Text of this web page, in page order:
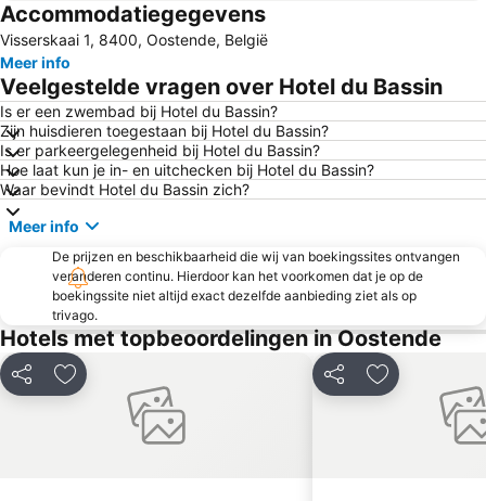
't Zand
Bellewaerde Park
Caricole- Cadzand Bad
Zeebrugge
Grand Casino Knokke
Albert Ier Promenade
Visserskaai
Sint-Andries
Het Witte Paard : Three Degrees
Marché de Noël
Centrum
Lissewege
Zoutelande strand
Minnewater
Provinciaal Natuurpark Zwin
Sint-Michiels
Sea Life Blankenberge
Strand Breskens
Jan Breydel Stadium
Assebroek
Leopold I Esplanade
Grote Markt
Boudewijn Seapark Brugge
Kusttram
Zoute Grand Prix
Provinzialdomäne Raversijde
Ostend Beach Dance Festival
Accommodatiegegevens
Visserskaai 1, 8400, Oostende, België
Meer info
Veelgestelde vragen over Hotel du Bassin
Is er een zwembad bij Hotel du Bassin?
Zijn huisdieren toegestaan bij Hotel du Bassin?
Is er parkeergelegenheid bij Hotel du Bassin?
Hoe laat kun je in- en uitchecken bij Hotel du Bassin?
Waar bevindt Hotel du Bassin zich?
Meer info
De prijzen en beschikbaarheid die wij van boekingssites ontvangen
veranderen continu. Hierdoor kan het voorkomen dat je op de
boekingssite niet altijd exact dezelfde aanbieding ziet als op
trivago.
Hotels met topbeoordelingen in Oostende
Delen Toevoegen aan favorieten Delen Toevoegen